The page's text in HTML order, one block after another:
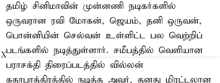
தமிழ் சினிமாவின் முன்னணி நடிகர்களில்
ஒருவரான ரவி மோகன், ஜெயம், தனி ஒருவன்,
பொன்னியின் செல்வன் உள்ளிட்ட பல வெற்றிப்
படங்களில் நடித்துள்ளார். சமீபத்தில் வெளியான
பராசக்தி திரைப்படத்தில் வில்லன்
கதாபாத்திரத்தில் நடித்த அவர், தனது மிரட்டலான
X